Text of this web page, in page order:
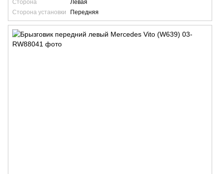
Сторона
Левая
Сторона установки
Передняя